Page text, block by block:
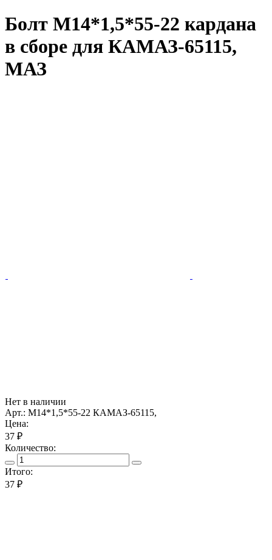
Болт М14*1,5*55-22 кардана
в сборе для КАМАЗ-65115,
МАЗ
Нет в наличии
Арт.: М14*1,5*55-22 КАМАЗ-65115,
Цена:
37 ₽
Количество:
Итого:
37 ₽